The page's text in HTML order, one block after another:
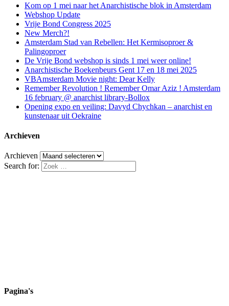
Kom op 1 mei naar het Anarchistische blok in Amsterdam
Webshop Update
Vrije Bond Congress 2025
New Merch?!
Amsterdam Stad van Rebellen: Het Kermisoproer &
Palingoproer
De Vrije Bond webshop is sinds 1 mei weer online!
Anarchistische Boekenbeurs Gent 17 en 18 mei 2025
VBAmsterdam Movie night: Dear Kelly
Remember Revolution ! Remember Omar Aziz ! Amsterdam
16 february @ anarchist library-Bollox
Opening expo en veiling: Davyd Chychkan – anarchist en
kunstenaar uit Oekraine
Archieven
Archieven
Search for:
Pagina's